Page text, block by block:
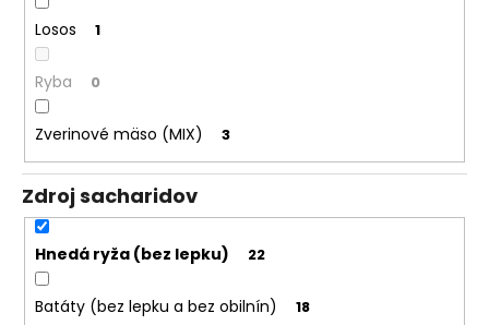
Losos 1
Ryba 0
Zverinové mäso (MIX) 3
Zdroj sacharidov
Hnedá ryža (bez lepku) 22
Batáty (bez lepku a bez obilnín) 18